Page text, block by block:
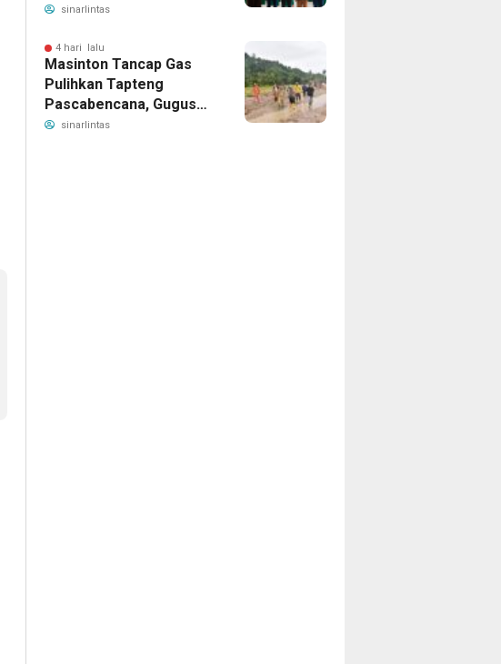
Segera Daftar BPJS
sinarlintas
4 hari lalu
Masinton Tancap Gas
Pulihkan Tapteng
Pascabencana, Gugus
Tugas SAHATA
sinarlintas